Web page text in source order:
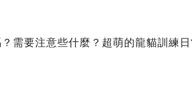
需要注意些什麼？超萌的龍貓訓練日